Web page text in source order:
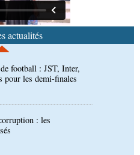
actualités
football : JST, Inter,
pour les demi-finales
: les
réceptionne son